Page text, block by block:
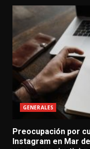
GENERALES
Preocupación por
Instagram en Mar